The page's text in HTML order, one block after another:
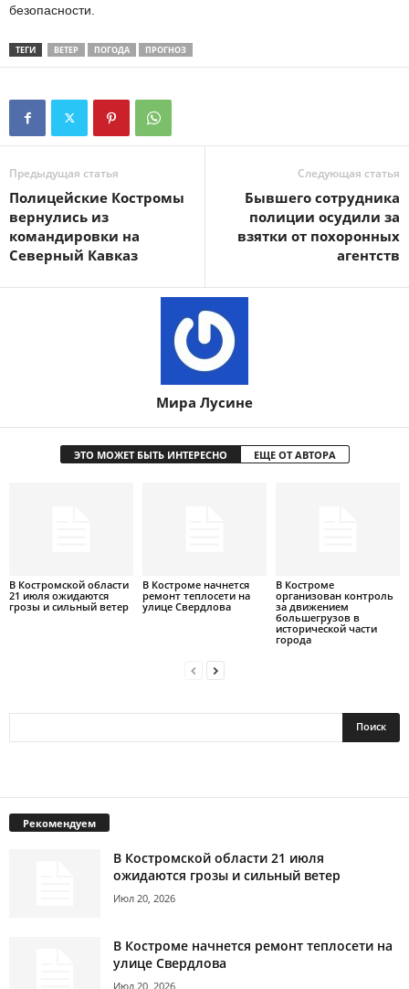
безопасности.
ТЕГИ ВЕТЕР ПОГОДА ПРОГНОЗ
Предыдущая статья
Полицейские Костромы
вернулись из
командировки на
Северный Кавказ
Следующая статья
Бывшего сотрудника
полиции осудили за
взятки от похоронных
агентств
Мира Лусине
ЭТО МОЖЕТ БЫТЬ ИНТЕРЕСНО ЕЩЕ ОТ АВТОРА
В Костромской области
21 июля ожидаются
грозы и сильный ветер
В Костроме начнется
ремонт теплосети на
улице Свердлова
В Костроме
организован контроль
за движением
большегрузов в
исторической части
города
Рекомендуем
В Костромской области 21 июля
ожидаются грозы и сильный ветер
Июл 20, 2026
В Костроме начнется ремонт теплосети на
улице Свердлова
Июл 20, 2026